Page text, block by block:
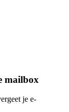
mailbox
je e-